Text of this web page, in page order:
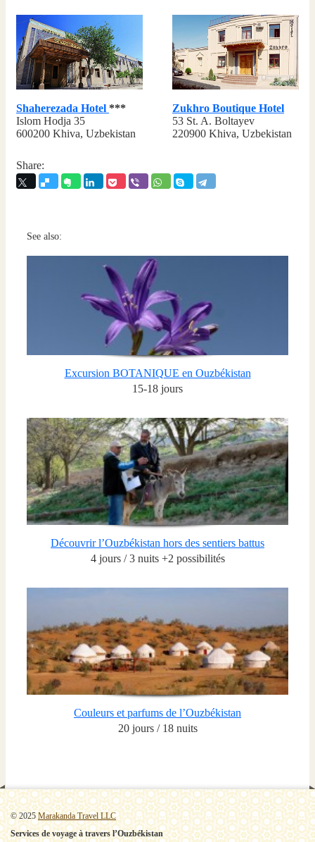
Shaherezada Hotel ***
Islom Hodja 35
600200 Khiva, Uzbekistan
Zukhro Boutique Hotel
53 St. A. Boltayev
220900 Khiva, Uzbekistan
Share:
See also:
Excursion BOTANIQUE en Ouzbékistan
15-18 jours
Découvrir l’Ouzbékistan hors des sentiers battus
4 jours / 3 nuits +2 possibilités
Couleurs et parfums de l’Ouzbékistan
20 jours / 18 nuits
© 2025Marakanda Travel LLC
Services de voyage à travers l’Ouzbékistan